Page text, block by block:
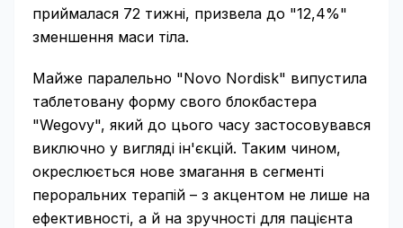
приймалася 72 тижні, призвела до "12,4%"
зменшення маси тіла.
Майже паралельно "Novo Nordisk" випустила
таблетовану форму свого блокбастера
"Wegovy", який до цього часу застосовувався
виключно у вигляді ін'єкцій. Таким чином,
окреслюється нове змагання в сегменті
пероральних терапій – з акцентом не лише на
ефективності, а й на зручності для пацієнта